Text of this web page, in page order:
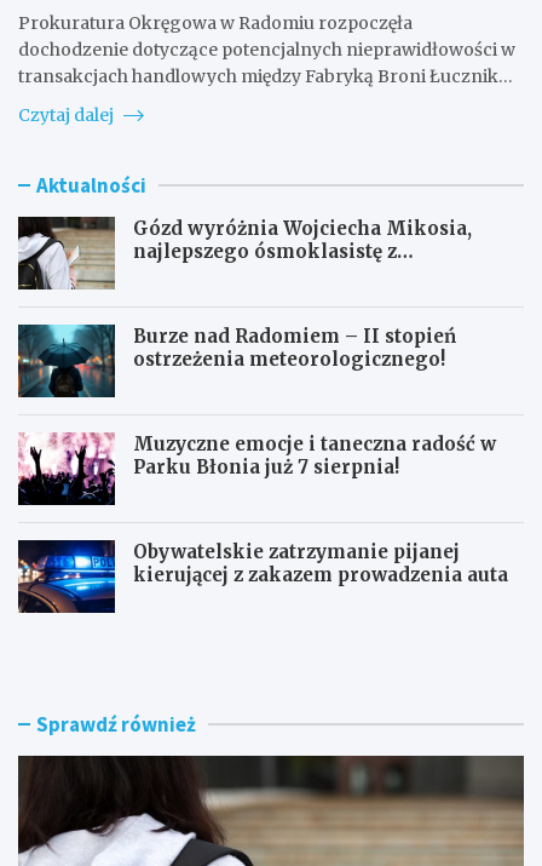
Prokuratura Okręgowa w Radomiu rozpoczęła
dochodzenie dotyczące potencjalnych nieprawidłowości w
transakcjach handlowych między Fabryką Broni Łucznik…
Czytaj dalej
Aktualności
Gózd wyróżnia Wojciecha Mikosia,
najlepszego ósmoklasistę z
Burze nad Radomiem – II stopień
ostrzeżenia meteorologicznego!
Muzyczne emocje i taneczna radość w
Parku Błonia już 7 sierpnia!
Obywatelskie zatrzymanie pijanej
kierującej z zakazem prowadzenia auta
G
y
B
n Sprawdź również